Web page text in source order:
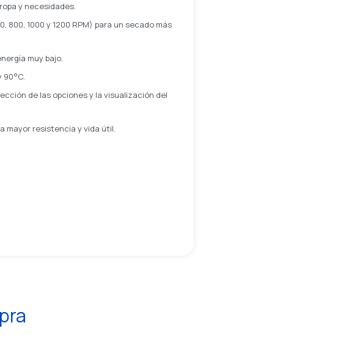
y necesidades.
1000 y 1200 RPM) para un secado más
muy bajo.
de las opciones y la visualización del
mayor resistencia y vida útil.